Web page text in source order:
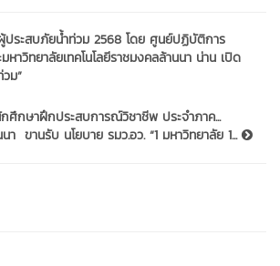
ประสบภัยน้ำท่วม 2568 โดย ศูนย์ปฏิบัติการ
าวิทยาลัยเทคโนโลยีราชมงคลล้านนา น่าน เปิด
ม”
ศึกษาฝึกประสบการณ์วิชาชีพ ประจำภาค...
า ขานรับ นโยบาย รมว.อว. “1 มหาวิทยาลัย 1...